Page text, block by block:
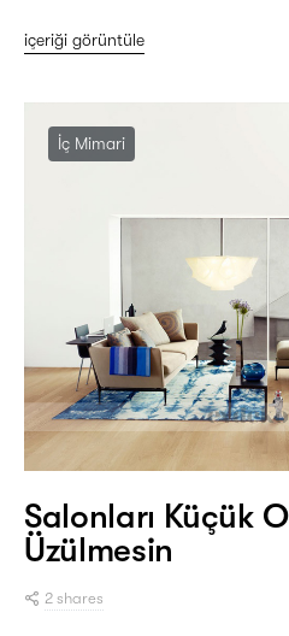
içeriği görüntüle
İç Mimari
Salonları Küçük
Üzülmesin
2 shares